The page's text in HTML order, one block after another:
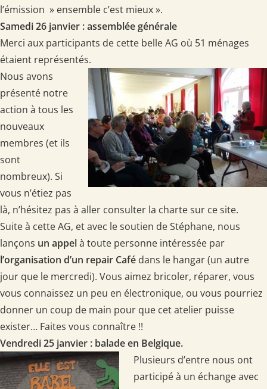
l’émission » ensemble c’est mieux ».
Samedi 26 janvier : assemblée générale
Merci aux participants de cette belle AG où 51 ménages
étaient représentés.
Nous avons
présenté notre
action à tous les
nouveaux
membres (et ils
sont
nombreux). Si
vous n’étiez pas
là, n’hésitez pas à aller consulter la charte sur ce site.
Suite à cette AG, et avec le soutien de Stéphane, nous
lançons un appelà toute personne intéressée par
l’organisation d’un repair Café dans le hangar (un autre
jour que le mercredi). Vous aimez bricoler, réparer, vous
vous connaissez un peu en électronique, ou vous pourriez
donner un coup de main pour que cet atelier puisse
exister… Faites vous connaître !!
Vendredi 25 janvier : balade en Belgique.
Plusieurs d’entre nous ont
participé à un échange avec